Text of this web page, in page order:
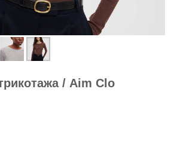
/ Aim Clo